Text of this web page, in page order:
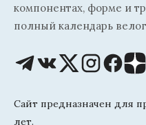
компонентах, форме и
полный календарь
Сайт предназначен для
лет.